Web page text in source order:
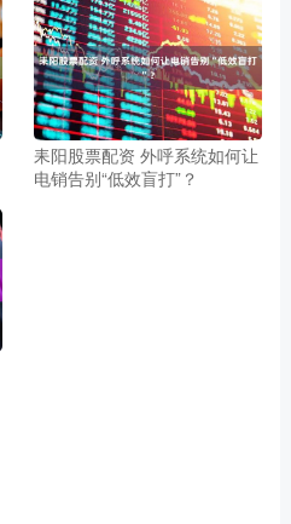
耒阳股票配资 外呼系统如何让
电销告别“低效盲打”？